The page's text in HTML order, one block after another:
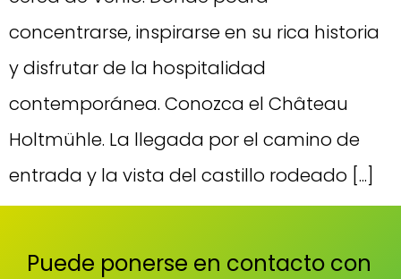
concentrarse, inspirarse en su rica historia
y disfrutar de la hospitalidad
contemporánea. Conozca el Château
Holtmühle. La llegada por el camino de
entrada y la vista del castillo rodeado [...]
Puede ponerse en contacto con